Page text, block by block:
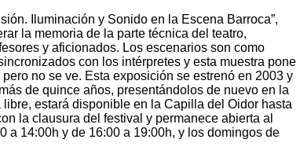
Iluminación y Sonido en la Escena Barroca”,
la memoria de la parte técnica del teatro,
y aficionados. Los escenarios son como
con los intérpretes y esta muestra pone
no se ve. Esta exposición se estrenó en 2003 y
de quince años, presentándolos de nuevo en la
estará disponible en la Capilla del Oidor hasta
la clausura del festival y permanece abierta al
a 14:00h y de 16:00 a 19:00h, y los domingos de